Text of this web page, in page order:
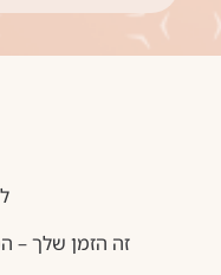
זה הזמן שלך –